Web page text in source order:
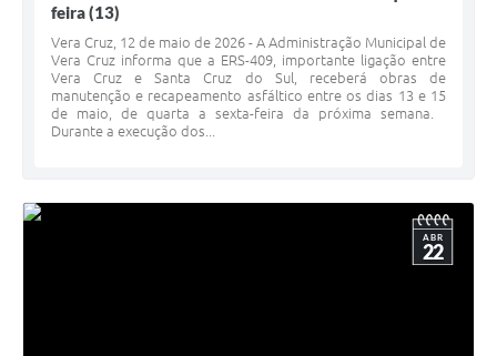
feira (13)
Vera Cruz, 12 de maio de 2026 - A Administração Municipal de
Vera Cruz informa que a ERS-409, importante ligação entre
Vera Cruz e Santa Cruz do Sul, receberá obras de
manutenção e recapeamento asfáltico entre os dias 13 e 15
de maio, de quarta a sexta-feira da próxima semana.
Durante a execução dos...
ABR
22